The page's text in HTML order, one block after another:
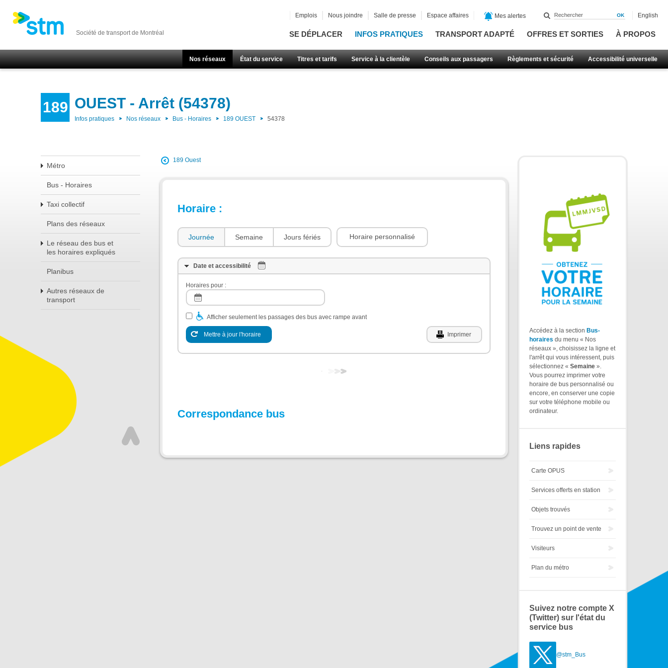
Société de transport de Montréal SE DÉPLACER INFOS PRATIQUES TRANSPORT ADAPTÉ OFFRES ET SORTIES À PROPOS
Nos réseaux État du service Titres et tarifs Service à la clientèle Conseils aux passagers Règlements et sécurité Accessibilité universelle
Emplois Nous joindre Salle de presse Espace affaires Mes alertes English
189 OUEST - Arrêt (54378)
Infos pratiques Nos réseaux Bus - Horaires 189 OUEST 54378
Métro
Bus - Horaires
Taxi collectif
Plans des réseaux
Le réseau des bus et
les horaires expliqués
Planibus
Autres réseaux de
transport
189 Ouest
Horaire :
Journée Semaine Jours fériés Horaire personnalisé
Date et accessibilité
Horaires pour :
Afficher seulement les passages des bus avec rampe avant
Mettre à jour l'horaire Imprimer
Correspondance bus
Accédez à la section Bus-
horaires du menu « Nos
réseaux », choisissez la ligne et
l'arrêt qui vous intéressent, puis
sélectionnez « Semaine ».
Vous pourrez imprimer votre
horaire de bus personnalisé ou
encore, en conserver une copie
sur votre téléphone mobile ou
ordinateur.
Liens rapides
Carte OPUS
Services offerts en station
Objets trouvés
Trouvez un point de vente
Visiteurs
Plan du métro
Suivez notre compte X
(Twitter) sur l'état du
service bus
@stm_Bus